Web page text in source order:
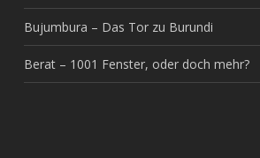
Bujumbura – Das Tor zu Burundi
Berat – 1001 Fenster, oder doch mehr?